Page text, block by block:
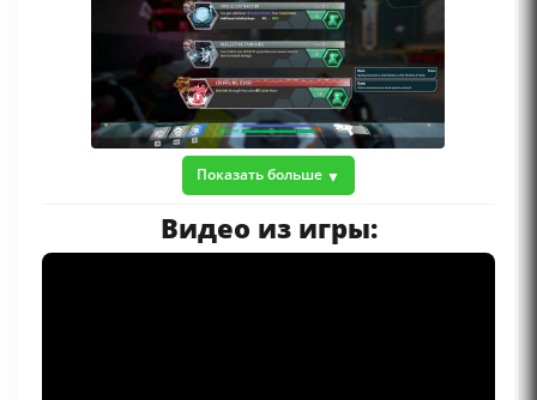
Показать больше
Видео из игры: